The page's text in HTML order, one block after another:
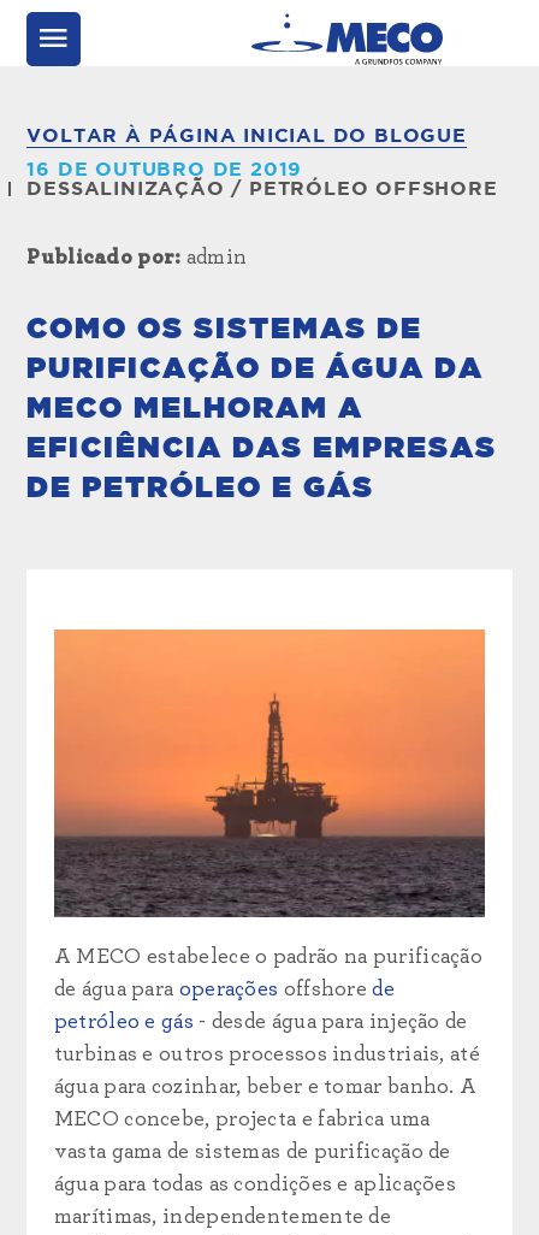
VOLTAR À PÁGINA INICIAL DO BLOGUE
16 DE OUTUBRO DE 2019
DESSALINIZAÇÃO / PETRÓLEO OFFSHORE
Publicado por: admin
COMO OS SISTEMAS DE
PURIFICAÇÃO DE ÁGUA DA
MECO MELHORAM A
EFICIÊNCIA DAS EMPRESAS
DE PETRÓLEO E GÁS
A MECO estabelece o padrão na purificação
de água para operações offshorede
petróleo e gás - desde água para injeção de
turbinas e outros processos industriais, até
água para cozinhar, beber e tomar banho. A
MECO concebe, projecta e fabrica uma
vasta gama de sistemas de purificação de
água para todas as condições e aplicações
marítimas, independentemente de